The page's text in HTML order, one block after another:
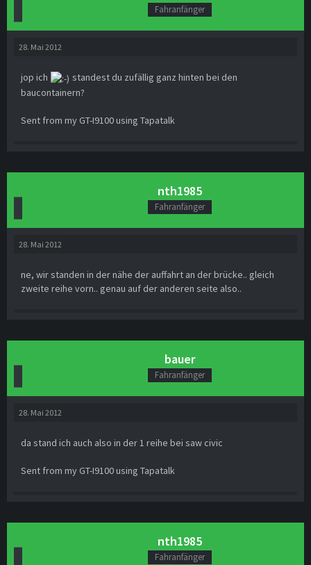
Fahranfänger
28. Mai 2012
jop ich
standest du zufällig ganz hinten bei den
baucontainern?
Sent from my GT-I9100 using Tapatalk
nth1985
Fahranfänger
28. Mai 2012
ne, wir standen in der nähe der auffahrt an der brücke.. gleich
zweite reihe vorn.. genau auf der anderen seite also..
bauer
Fahranfänger
28. Mai 2012
da stand ich auch also in der 1 reihe bei saw civic
Sent from my GT-I9100 using Tapatalk
nth1985
Fahranfänger